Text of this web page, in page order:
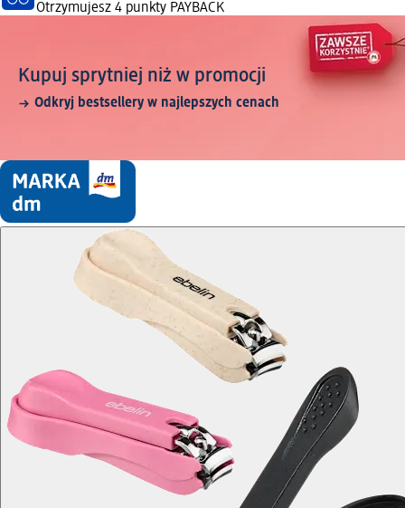
Otrzymujesz 4 punkty PAYBACK
Kupuj sprytniej niż w promocji
Odkryj bestsellery w najlepszych cenach